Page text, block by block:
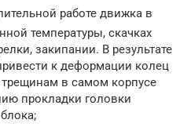
работе движка в
температуры, скачках
закипании. В результате
к деформации колец
в самом корпусе
прокладки головки